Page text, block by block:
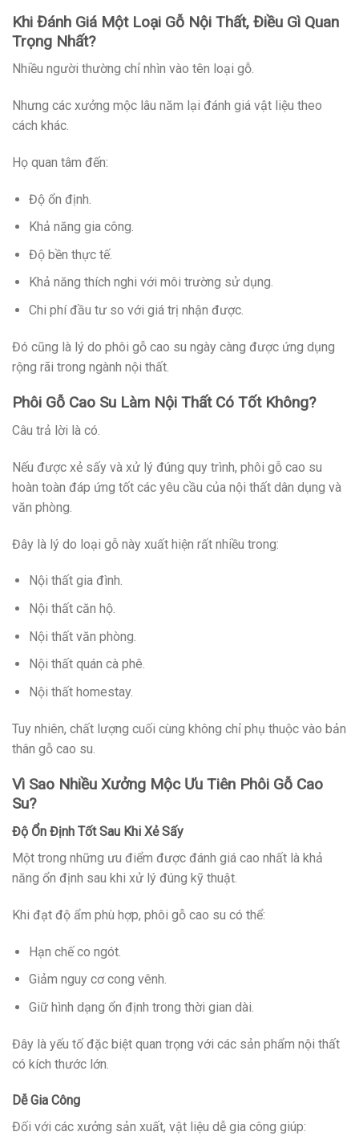
Khi Đánh Giá Một Loại Gỗ Nội Thất, Điều Gì Quan
Trọng Nhất?
Nhiều người thường chỉ nhìn vào tên loại gỗ.
Nhưng các xưởng mộc lâu năm lại đánh giá vật liệu theo
cách khác.
Họ quan tâm đến:
Độ ổn định.
Khả năng gia công.
Độ bền thực tế.
Khả năng thích nghi với môi trường sử dụng.
Chi phí đầu tư so với giá trị nhận được.
Đó cũng là lý do phôi gỗ cao su ngày càng được ứng dụng
rộng rãi trong ngành nội thất.
Phôi Gỗ Cao Su Làm Nội Thất Có Tốt Không?
Câu trả lời là có.
Nếu được xẻ sấy và xử lý đúng quy trình, phôi gỗ cao su
hoàn toàn đáp ứng tốt các yêu cầu của nội thất dân dụng và
văn phòng.
Đây là lý do loại gỗ này xuất hiện rất nhiều trong:
Nội thất gia đình.
Nội thất căn hộ.
Nội thất văn phòng.
Nội thất quán cà phê.
Nội thất homestay.
Tuy nhiên, chất lượng cuối cùng không chỉ phụ thuộc vào bản
thân gỗ cao su.
Vì Sao Nhiều Xưởng Mộc Ưu Tiên Phôi Gỗ Cao
Su?
Độ Ổn Định Tốt Sau Khi Xẻ Sấy
Một trong những ưu điểm được đánh giá cao nhất là khả
năng ổn định sau khi xử lý đúng kỹ thuật.
Khi đạt độ ẩm phù hợp, phôi gỗ cao su có thể:
Hạn chế co ngót.
Giảm nguy cơ cong vênh.
Giữ hình dạng ổn định trong thời gian dài.
Đây là yếu tố đặc biệt quan trọng với các sản phẩm nội thất
có kích thước lớn.
Dễ Gia Công
Đối với các xưởng sản xuất, vật liệu dễ gia công giúp: